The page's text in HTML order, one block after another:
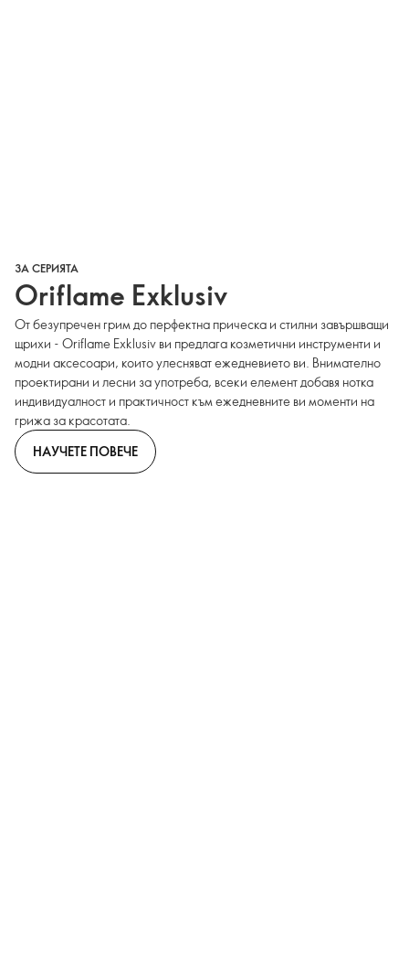
ЗА СЕРИЯТА
Oriflame Exklusiv
От безупречен грим до перфектна прическа и стилни завършващи
щрихи - Oriflame Exklusiv ви предлага козметични инструменти и
модни аксесоари, които улесняват ежедневието ви. Внимателно
проектирани и лесни за употреба, всеки елемент добавя нотка
индивидуалност и практичност към ежедневните ви моменти на
грижа за красотата.
НАУЧЕТЕ ПОВЕЧЕ